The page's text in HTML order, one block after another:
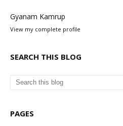
Gyanam Kamrup
View my complete profile
SEARCH THIS BLOG
PAGES